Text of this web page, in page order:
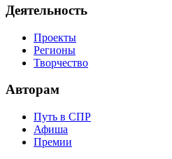
Деятельность
Проекты
Регионы
Творчество
Авторам
Путь в СПР
Афиша
Премии